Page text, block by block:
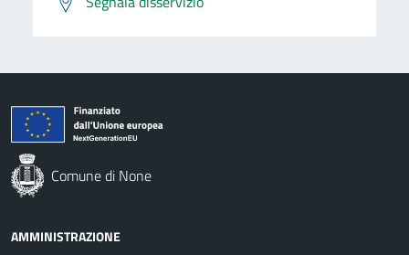
Comune di None
AMMINISTRAZIONE